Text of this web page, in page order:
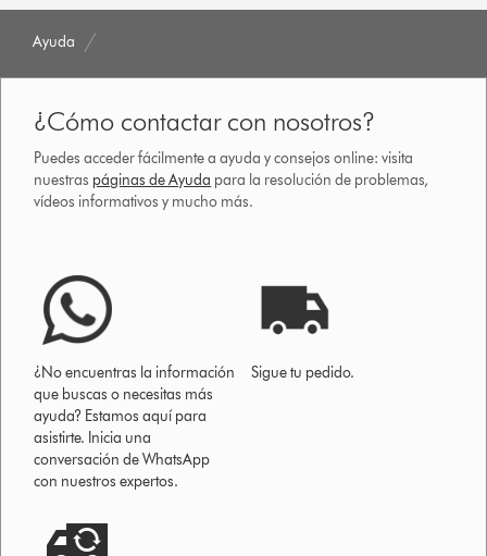
Ayuda
¿Cómo contactar con nosotros?
Puedes acceder fácilmente a ayuda y consejos online: visita
nuestras páginas de Ayuda para la resolución de problemas,
vídeos informativos y mucho más.
¿No encuentras la información
que buscas o necesitas más
ayuda? Estamos aquí para
asistirte. Inicia una
conversación de WhatsApp
con nuestros expertos.
Sigue tu pedido.